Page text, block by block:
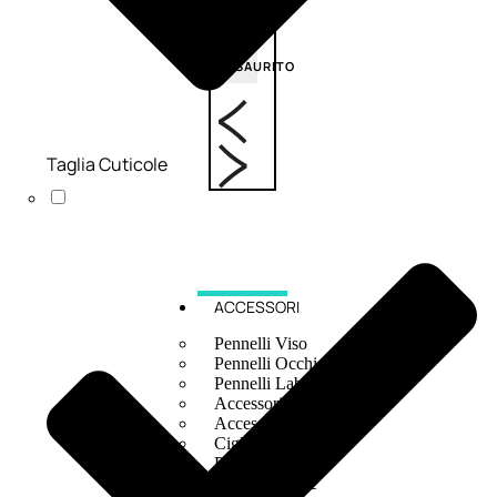
ESAURITO
ACCESSORI
Pennelli Viso
Pennelli Occhi
Pennelli Labbra
Accessori Make Up
Accessori Occhi
Ciglia Finte
Pinzette
Temperamatite
Taglia Cuticole